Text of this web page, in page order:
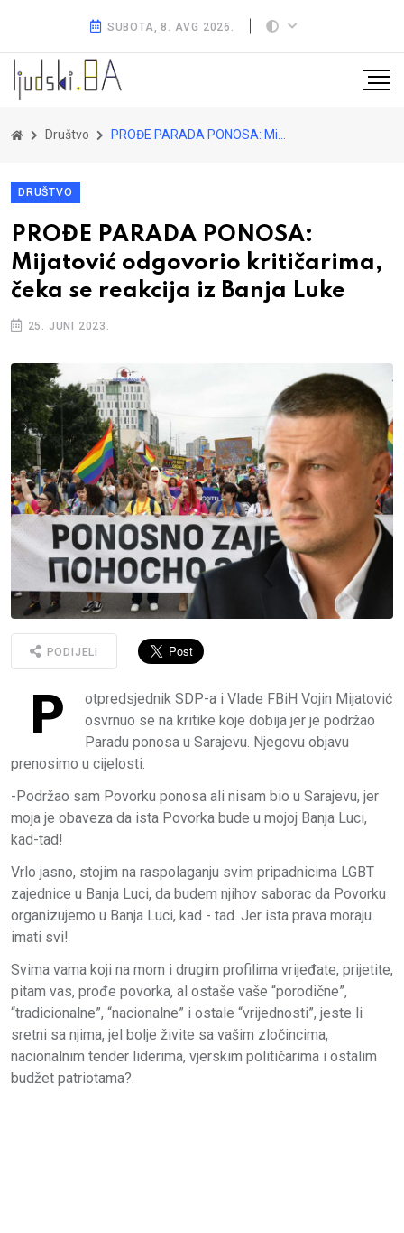
SUBOTA, 8. AVG 2026.
Društvo PROĐE PARADA PONOSA: Mijatović odgovorio kritičarima, čeka se reakcija iz Banja Luke
DRUŠTVO
PROĐE PARADA PONOSA:
Mijatović odgovorio kritičarima,
čeka se reakcija iz Banja Luke
25. JUNI 2023.
PODIJELI
P
otpredsjednik SDP-a i Vlade FBiH Vojin Mijatović
osvrnuo se na kritike koje dobija jer je podržao
Paradu ponosa u Sarajevu. Njegovu objavu
prenosimo u cijelosti.
-Podržao sam Povorku ponosa ali nisam bio u Sarajevu, jer
moja je obaveza da ista Povorka bude u mojoj Banja Luci,
kad-tad!
Vrlo jasno, stojim na raspolaganju svim pripadnicima LGBT
zajednice u Banja Luci, da budem njihov saborac da Povorku
organizujemo u Banja Luci, kad - tad. Jer ista prava moraju
imati svi!
Svima vama koji na mom i drugim profilima vrijeđate, prijetite,
pitam vas, prođe povorka, al ostaše vaše “porodične”,
“tradicionalne”, “nacionalne” i ostale “vrijednosti”, jeste li
sretni sa njima, jel bolje živite sa vašim zločincima,
nacionalnim tender liderima, vjerskim političarima i ostalim
budžet patriotama?.